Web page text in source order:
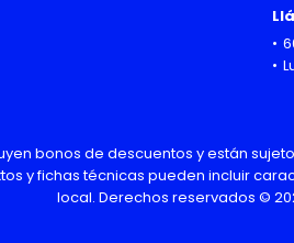
bonos de descuentos y están
y fichas técnicas pueden incluir
local. Derechos reservados ©